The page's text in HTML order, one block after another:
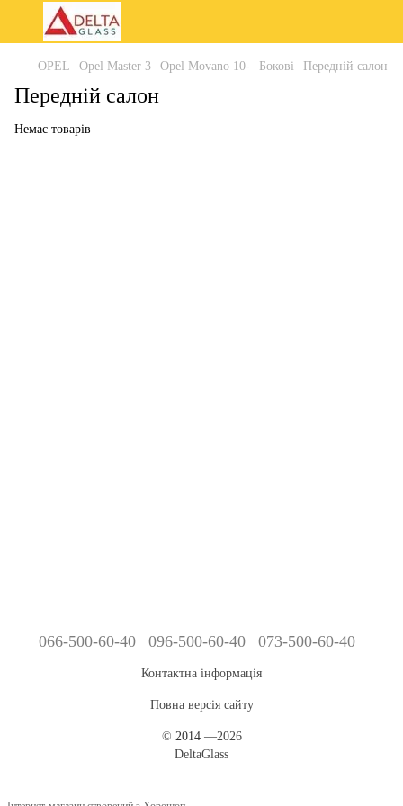
OPEL Opel Master 3 Opel Movano 10- Бокові Передній салон
Передній салон
Немає товарів
066-500-60-40 096-500-60-40 073-500-60-40
Контактна інформація
Повна версія сайту
© 2014—2026
DeltaGlass